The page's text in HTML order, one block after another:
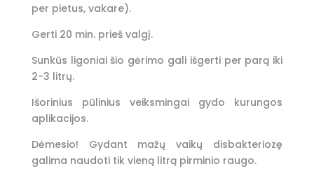
per pietus, vakare).
Gerti 20 min. prieš valgį.
Sunkūs ligoniai šio gėrimo gali išgerti per parą iki
2-3 litrų.
Išorinius pūlinius veiksmingai gydo kurungos
aplikacijos.
Dėmesio! Gydant mažų vaikų disbakteriozę
galima naudoti tik vieną litrą pirminio raugo.